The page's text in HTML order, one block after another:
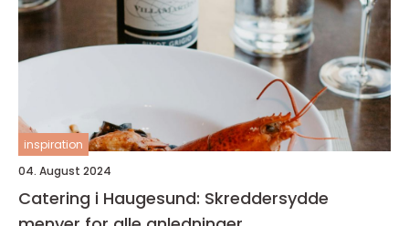
inspiration
04. August 2024
Catering i Haugesund: Skreddersydde